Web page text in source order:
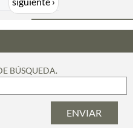
BÚSQUEDA.